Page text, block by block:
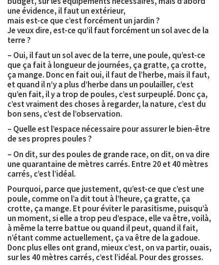
une évidence, il faut un extérieur,
mais est-ce que c’est forcément un jardin ?
Je veux dire, est-ce qu’il faut forcément un sol avec de la
terre ?
– Oui, il faut un sol avec de la terre, une poule, qu’est-ce
que ça fait à longueur de journées, ça gratte, ça crotte,
ça mange. Donc en fait oui, il faut de l’herbe, mais il faut,
et quand il n’y a plus d’herbe dans un poulailler, c’est
qu’en fait, il y a trop de poules, c’est surpeuplé. Donc ça,
c’est vraiment des choses à regarder, la nature, c’est du
bon sens, c’est de l’observation.
– Quelle est l’espace nécessaire pour assurer le bien-être
de ses propres poules ?
– On dit, sur des poules de grande race, on dit, on va dire
une quarantaine de mètres carrés. Entre 20 et 40 mètres
carrés, c’est l’idéal.
Pourquoi, parce que justement, qu’est-ce que c’est une
poule, comme on l’a dit tout à l’heure, ça gratte, ça
crotte, ça mange. Et pour éviter le parasitisme, puisqu’à
un moment, si elle a trop peu d’espace, elle va être, voilà,
à même la terre battue ou quand il peut, quand il fait,
n’étant comme actuellement, ça va être de la gadoue.
Donc plus elles ont grand, mieux c’est, on va partir, ouais,
sur les 40 mètres carrés, c’est l’idéal. Pour des grosses.